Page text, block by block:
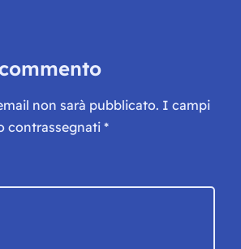
non sarà pubblicato. I campi
contrassegnati*